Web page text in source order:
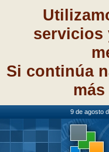
servicios
Si continúa
9 de